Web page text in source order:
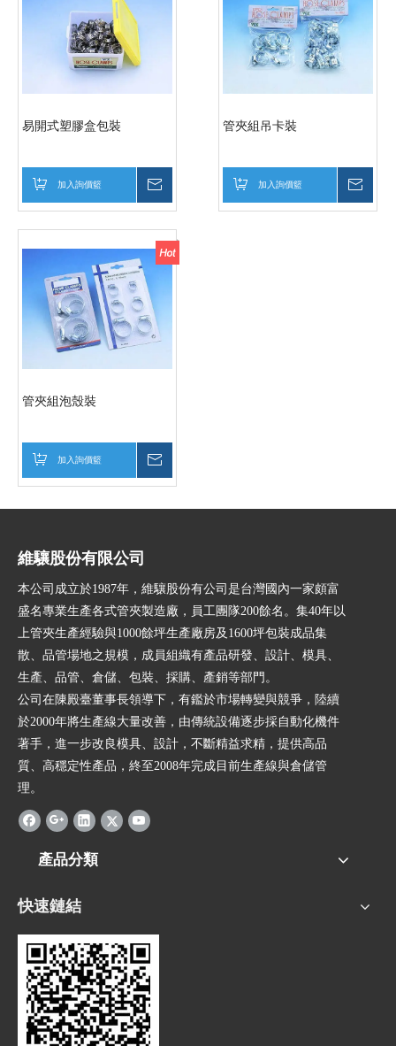
易開式塑膠盒包裝
加入詢價籃
管夾組吊卡裝
加入詢價籃
管夾組泡殼裝
加入詢價籃
維驤股份有限公司
本公司成立於1987年，維驤股份有公司是台灣國內一家頗富
盛名專業生產各式管夾製造廠，員工團隊200餘名。集40年以
上管夾生產經驗與1000餘坪生產廠房及1600坪包裝成品集
散、品管場地之規模，成員組織有產品研發、設計、模具、
生產、品管、倉儲、包裝、採購、產銷等部門。
公司在陳殿臺董事長領導下，有鑑於市場轉變與競爭，陸續
於2000年將生產線大量改善，由傳統設備逐步採自動化機件
著手，進一步改良模具、設計，不斷精益求精，提供高品
質、高穩定性產品，終至2008年完成目前生產線與倉儲管
理。
產品分類
快速鏈結